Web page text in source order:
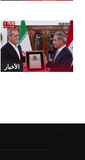
الأخبار